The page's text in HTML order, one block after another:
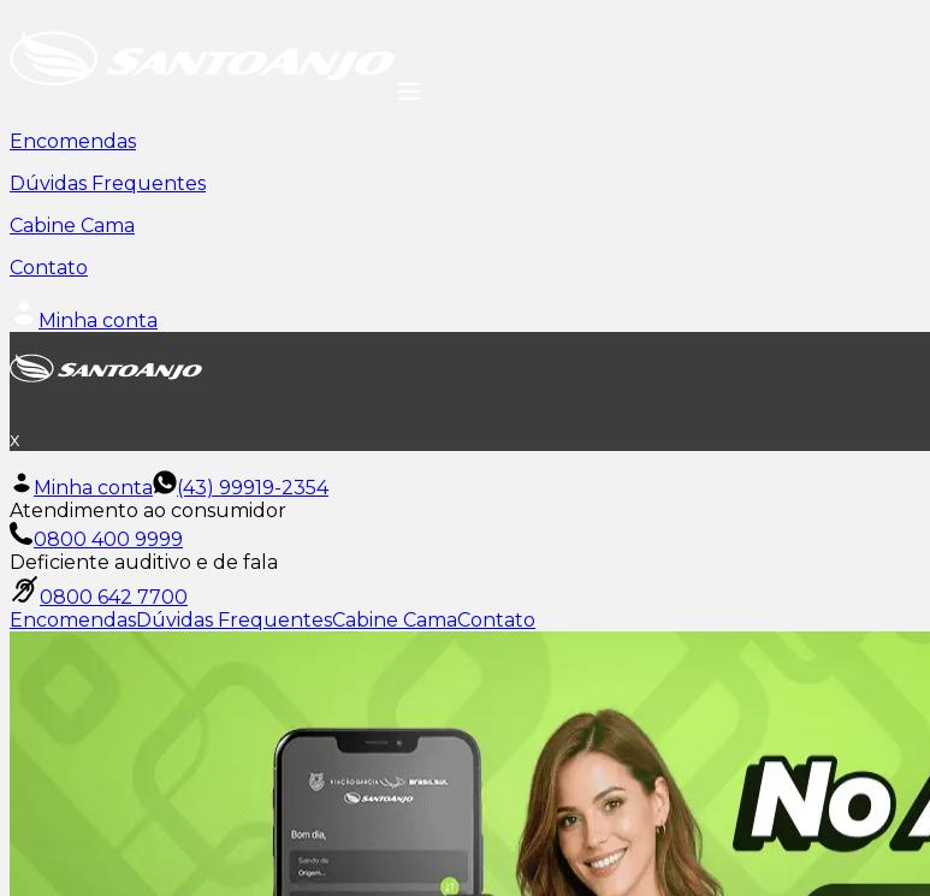
Encomendas
Dúvidas Frequentes
Cabine Cama
Contato
Minha conta
x
Minha conta
(43) 99919-2354
Atendimento ao consumidor
0800 400 9999
Deficiente auditivo e de fala
0800 642 7700
EncomendasDúvidas FrequentesCabine CamaContato